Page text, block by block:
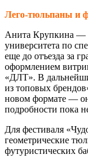
Лего-тюльпаны и
Анита Крупкина —
университета по
еще до отъезда за
оформлением
«ДЛТ». В
из топовых
новом формате —
подробности пока
Для фестиваля
геометрические
футуристических